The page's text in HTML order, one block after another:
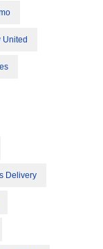
United
Delivery